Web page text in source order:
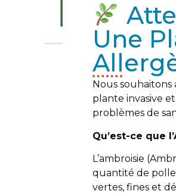
Une
Nous
plante invasive
problèmes de
Qu’est-ce que
L’ambroisie
quantité de
vertes, fines et